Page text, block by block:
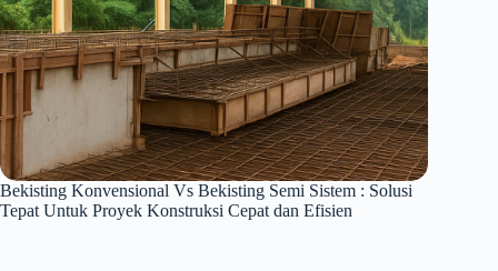
Bekisting Konvensional Vs Bekisting Semi Sistem : Solusi
Tepat Untuk Proyek Konstruksi Cepat dan Efisien